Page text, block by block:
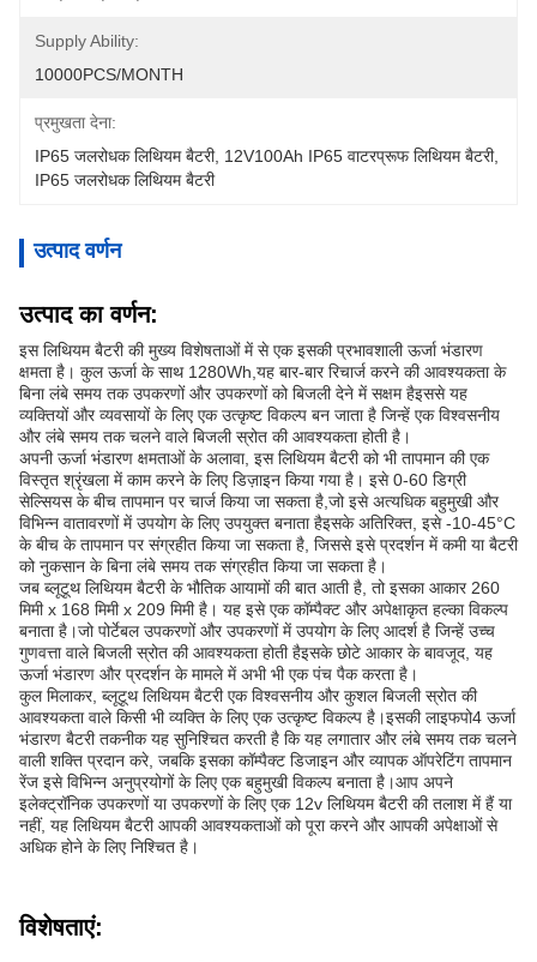
Supply Ability:
10000PCS/MONTH
प्रमुखता देना:
IP65 जलरोधक लिथियम बैटरी, 12V100Ah IP65 वाटरप्रूफ लिथियम बैटरी
IP65 जलरोधक लिथियम बैटरी
उत्पाद वर्णन
उत्पाद का वर्णन:
इस लिथियम बैटरी की मुख्य विशेषताओं में से एक इसकी प्रभावशाली ऊर्जा भंडारण
क्षमता है। कुल ऊर्जा के साथ 1280Wh,यह बार-बार रिचार्ज करने की आवश्यकता के
बिना लंबे समय तक उपकरणों और उपकरणों को बिजली देने में सक्षम हैइससे यह
व्यक्तियों और व्यवसायों के लिए एक उत्कृष्ट विकल्प बन जाता है जिन्हें एक विश्वसनीय
और लंबे समय तक चलने वाले बिजली स्रोत की आवश्यकता होती है।
अपनी ऊर्जा भंडारण क्षमताओं के अलावा, इस लिथियम बैटरी को भी तापमान की एक
विस्तृत श्रृंखला में काम करने के लिए डिज़ाइन किया गया है। इसे 0-60 डिग्री
सेल्सियस के बीच तापमान पर चार्ज किया जा सकता है,जो इसे अत्यधिक बहुमुखी और
विभिन्न वातावरणों में उपयोग के लिए उपयुक्त बनाता हैइसके अतिरिक्त, इसे -10-45°C
के बीच के तापमान पर संग्रहीत किया जा सकता है, जिससे इसे प्रदर्शन में कमी या बैटरी
को नुकसान के बिना लंबे समय तक संग्रहीत किया जा सकता है।
जब ब्लूटूथ लिथियम बैटरी के भौतिक आयामों की बात आती है, तो इसका आकार 260
मिमी x 168 मिमी x 209 मिमी है। यह इसे एक कॉम्पैक्ट और अपेक्षाकृत हल्का विकल्प
बनाता है।जो पोर्टेबल उपकरणों और उपकरणों में उपयोग के लिए आदर्श है जिन्हें उच्च
गुणवत्ता वाले बिजली स्रोत की आवश्यकता होती हैइसके छोटे आकार के बावजूद, यह
ऊर्जा भंडारण और प्रदर्शन के मामले में अभी भी एक पंच पैक करता है।
कुल मिलाकर, ब्लूटूथ लिथियम बैटरी एक विश्वसनीय और कुशल बिजली स्रोत की
आवश्यकता वाले किसी भी व्यक्ति के लिए एक उत्कृष्ट विकल्प है।इसकी लाइफपो4 ऊर्जा
भंडारण बैटरी तकनीक यह सुनिश्चित करती है कि यह लगातार और लंबे समय तक चलने
वाली शक्ति प्रदान करे, जबकि इसका कॉम्पैक्ट डिजाइन और व्यापक ऑपरेटिंग तापमान
रेंज इसे विभिन्न अनुप्रयोगों के लिए एक बहुमुखी विकल्प बनाता है।आप अपने
इलेक्ट्रॉनिक उपकरणों या उपकरणों के लिए एक 12v लिथियम बैटरी की तलाश में हैं या
नहीं, यह लिथियम बैटरी आपकी आवश्यकताओं को पूरा करने और आपकी अपेक्षाओं से
अधिक होने के लिए निश्चित है।
विशेषताएं: